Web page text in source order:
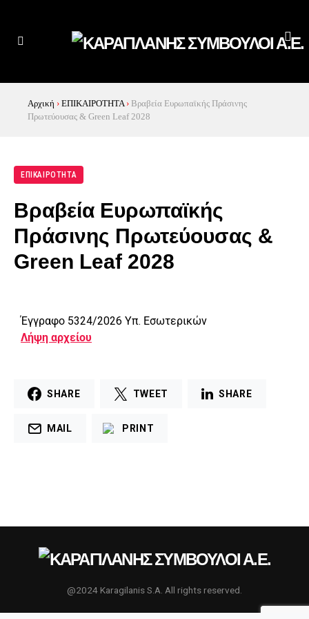
Αρχική › ΕΠΙΚΑΙΡΟΤΗΤΑ › Βραβεία Ευρωπαϊκής Πράσινης
Πρωτεύουσας & Green Leaf 2028
ΕΠΙΚΑΙΡΟΤΗΤΑ
Βραβεία Ευρωπαϊκής
Πράσινης Πρωτεύουσας &
Green Leaf 2028
Έγγραφο 5324/2026 Υπ. Εσωτερικών
Λήψη αρχείου
SHARE TWEET SHARE
MAIL PRINT
@2024 Karagilanis S.A. All rights reserved.